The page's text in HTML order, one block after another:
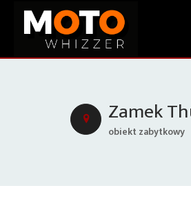
Zamek
obiekt zabytkowy